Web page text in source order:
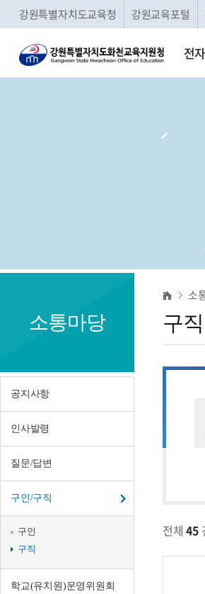
강원특별자치도교육청 강원교육포털
전
소통마당
공지사항
인사발령
질문/답변
구인/구직
구인
구직
학교(유치원)운영위원회
구
직
소
구직
전체 45